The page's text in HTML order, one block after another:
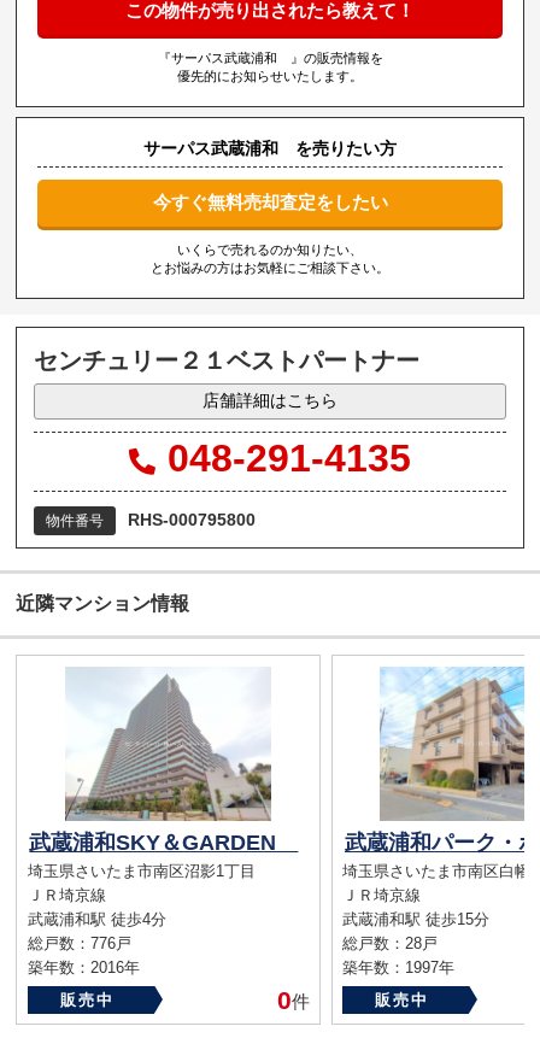
この物件が売り出されたら教えて！
『サーパス武蔵浦和 』の販売情報を
優先的にお知らせいたします。
サーパス武蔵浦和 を売りたい方
今すぐ無料売却査定をしたい
いくらで売れるのか知りたい、
とお悩みの方はお気軽にご相談下さい。
センチュリー２１ベストパートナー
店舗詳細はこちら
048-291-4135
物件番号 RHS-000795800
近隣マンション情報
武蔵浦和SKY＆GARDEN
埼玉県さいたま市南区沼影1丁目
ＪＲ埼京線
武蔵浦和駅 徒歩4分
総戸数：776戸
築年数：2016年
販売中
0件
埼玉県さいたま市南区白幡
ＪＲ埼京線
武蔵浦和駅 徒歩15分
総戸数：28戸
築年数：1997年
販売中